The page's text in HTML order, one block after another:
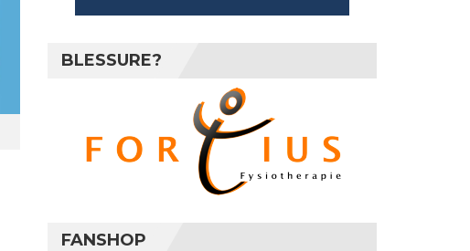
BLESSURE?
FANSHOP